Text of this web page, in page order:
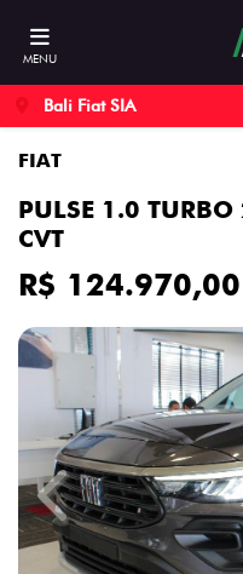
MENU
Bali Fiat SIA
FIAT
PULSE 1.0
CVT
R$ 124.970,00
Previous